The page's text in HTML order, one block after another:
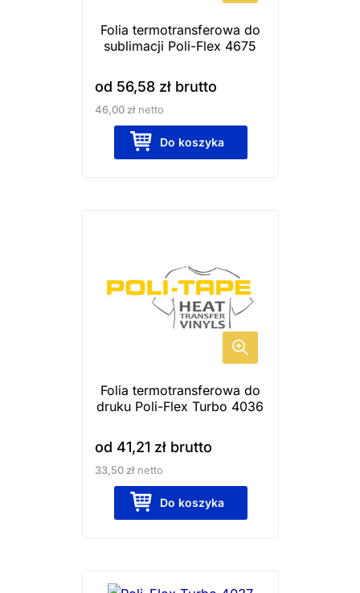
Folia termotransferowa do
sublimacji Poli-Flex 4675
od 56,58 złbrutto
46,00 złnetto
Do koszyka
na
stronie
Folia termotransferowa do
druku Poli-Flex Turbo 4036
od 41,21 złbrutto
33,50 złnetto
Do koszyka
wiele
wariantów.
Opcje
można
na
stronie